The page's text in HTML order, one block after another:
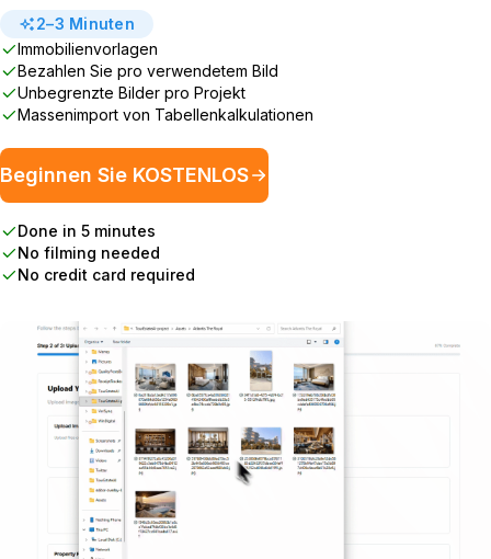
2–3 Minuten
Immobilienvorlagen
Bezahlen Sie pro verwendetem Bild
Unbegrenzte Bilder pro Projekt
Massenimport von Tabellenkalkulationen
Beginnen Sie KOSTENLOS
Done in 5 minutes
No filming needed
No credit card required